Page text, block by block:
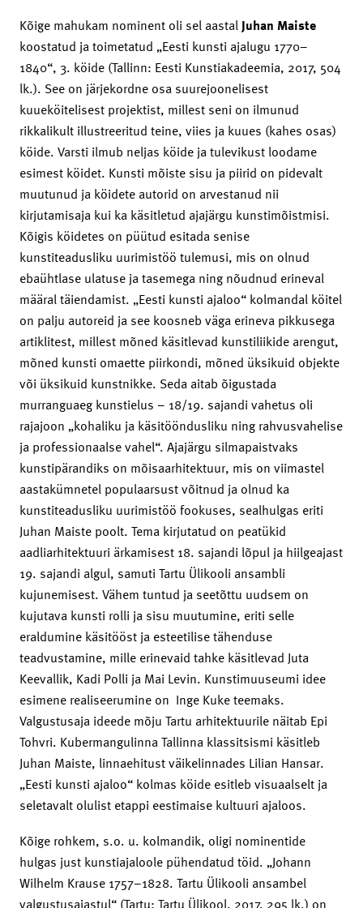
Kõige mahukam nominent oli sel aastal Juhan Maiste
koostatud ja toimetatud „Eesti kunsti ajalugu 1770–
1840“, 3. köide (Tallinn: Eesti Kunstiakadeemia, 2017, 504
lk.). See on järjekordne osa suurejoonelisest
kuueköitelisest projektist, millest seni on ilmunud
rikkalikult illustreeritud teine, viies ja kuues (kahes osas)
köide. Varsti ilmub neljas köide ja tulevikust loodame
esimest köidet. Kunsti mõiste sisu ja piirid on pidevalt
muutunud ja köidete autorid on arvestanud nii
kirjutamisaja kui ka käsitletud ajajärgu kunstimõistmisi.
Kõigis köidetes on püütud esitada senise
kunstiteadusliku uurimistöö tulemusi, mis on olnud
ebaühtlase ulatuse ja tasemega ning nõudnud erineval
määral täiendamist. „Eesti kunsti ajaloo“ kolmandal köitel
on palju autoreid ja see koosneb väga erineva pikkusega
artiklitest, millest mõned käsitlevad kunstiliikide arengut,
mõned kunsti omaette piirkondi, mõned üksikuid objekte
või üksikuid kunstnikke. Seda aitab õigustada
murranguaeg kunstielus – 18/19. sajandi vahetus oli
rajajoon „kohaliku ja käsitööndusliku ning rahvusvahelise
ja professionaalse vahel“. Ajajärgu silmapaistvaks
kunstipärandiks on mõisaarhitektuur, mis on viimastel
aastakümnetel populaarsust võitnud ja olnud ka
kunstiteadusliku uurimistöö fookuses, sealhulgas eriti
Juhan Maiste poolt. Tema kirjutatud on peatükid
aadliarhitektuuri ärkamisest 18. sajandi lõpul ja hiilgeajast
19. sajandi algul, samuti Tartu Ülikooli ansambli
kujunemisest. Vähem tuntud ja seetõttu uudsem on
kujutava kunsti rolli ja sisu muutumine, eriti selle
eraldumine käsitööst ja esteetilise tähenduse
teadvustamine, mille erinevaid tahke käsitlevad Juta
Keevallik, Kadi Polli ja Mai Levin. Kunstimuuseumi idee
esimene realiseerumine on Inge Kuke teemaks.
Valgustusaja ideede mõju Tartu arhitektuurile näitab Epi
Tohvri. Kubermangulinna Tallinna klassitsismi käsitleb
Juhan Maiste, linnaehitust väikelinnades Lilian Hansar.
„Eesti kunsti ajaloo“ kolmas köide esitleb visuaalselt ja
seletavalt olulist etappi eestimaise kultuuri ajaloos.
Kõige rohkem, s.o. u. kolmandik, oligi nominentide
hulgas just kunstiajaloole pühendatud töid. „Johann
Wilhelm Krause 1757–1828. Tartu Ülikooli ansambel
valgustusajastul“ (Tartu: Tartu Ülikool, 2017, 295 lk.) on